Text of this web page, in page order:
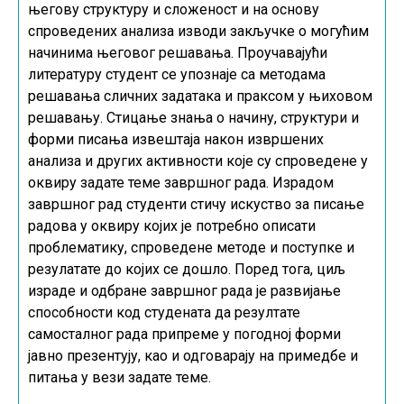
његову структуру и сложеност и на основу
спроведених анализа изводи закључке о могућим
начинима његовог решавања. Проучавајући
литературу студент се упознаје са методама
решавања сличних задатака и праксом у њиховом
решавању. Стицање знања о начину, структури и
форми писања извештаја након извршених
анализа и других активности које су спроведене у
оквиру задате теме завршног рада. Израдом
завршног рад студенти стичу искуство за писање
радова у оквиру којих је потребно описати
проблематику, спроведене методе и поступке и
резулатате до којих се дошло. Поред тога, циљ
израде и одбране завршног рада је развијање
способности код студената да резултате
самосталног рада припреме у погодној форми
јавно презентују, као и одговарају на примедбе и
питања у вези задате теме.